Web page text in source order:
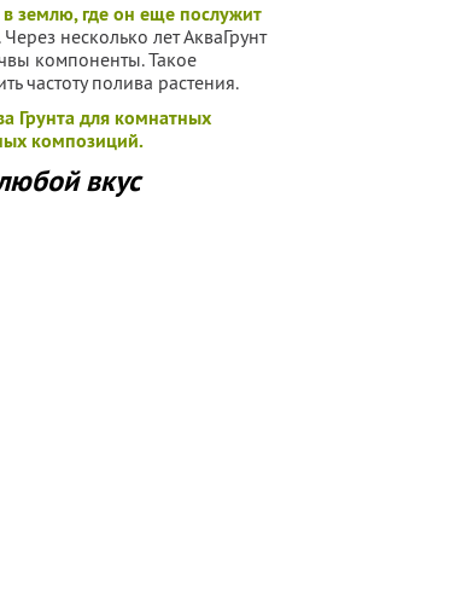
землю, где он еще послужит
. Через несколько лет АкваГрунт
компоненты. Такое
частоту полива растения.
Грунта для комнатных
композиций.
вкус